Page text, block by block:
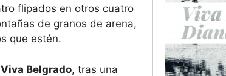
flipados en otros cuatro
de granos de arena,
que estén.
Viva Belgrado, tras una